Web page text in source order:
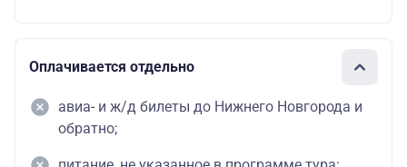
Оплачивается отдельно
авиа- и ж/д билеты до Нижнего Новгорода и
обратно;